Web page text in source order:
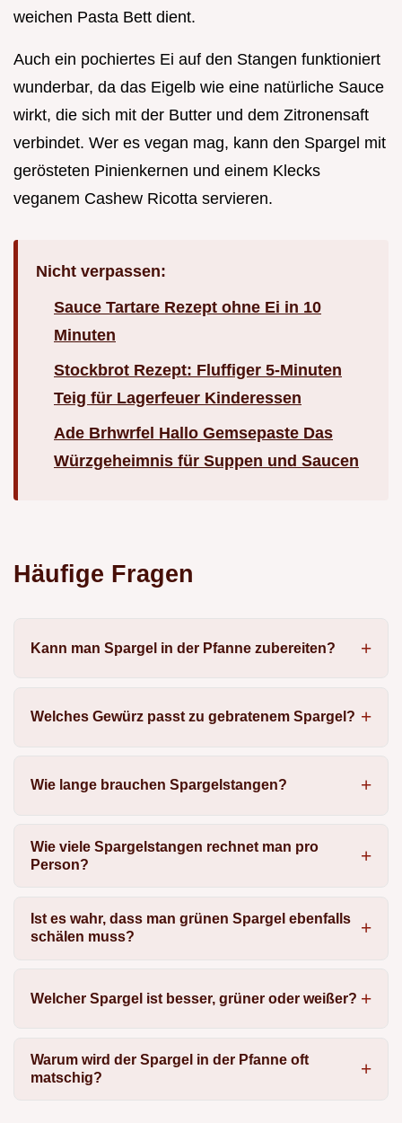
weichen Pasta Bett dient.
Auch ein pochiertes Ei auf den Stangen funktioniert
wunderbar, da das Eigelb wie eine natürliche Sauce
wirkt, die sich mit der Butter und dem Zitronensaft
verbindet. Wer es vegan mag, kann den Spargel mit
gerösteten Pinienkernen und einem Klecks
veganem Cashew Ricotta servieren.
Nicht verpassen:
Sauce Tartare Rezept ohne Ei in 10
Minuten
Stockbrot Rezept: Fluffiger 5-Minuten
Teig für Lagerfeuer Kinderessen
Ade Brhwrfel Hallo Gemsepaste Das
Würzgeheimnis für Suppen und Saucen
Häufige Fragen
Kann man Spargel in der Pfanne zubereiten?
Welches Gewürz passt zu gebratenem Spargel?
Wie lange brauchen Spargelstangen?
Wie viele Spargelstangen rechnet man pro
Person?
Ist es wahr, dass man grünen Spargel ebenfalls
schälen muss?
Welcher Spargel ist besser, grüner oder weißer?
Warum wird der Spargel in der Pfanne oft
matschig?